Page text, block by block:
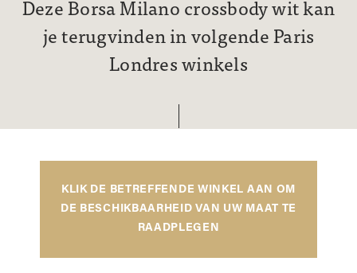
Deze Borsa Milano crossbody wit kan
je terugvinden in volgende Paris
Londres winkels
KLIK DE BETREFFENDE WINKEL AAN OM
DE BESCHIKBAARHEID VAN UW MAAT TE
RAADPLEGEN